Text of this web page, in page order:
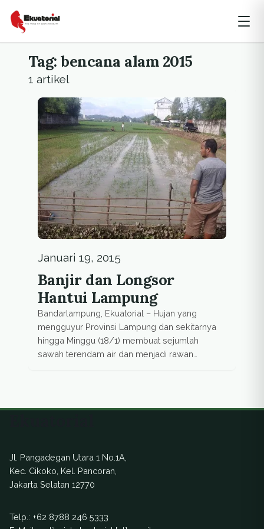
Tag: bencana alam 2015
1 artikel
Januari 19, 2015
Banjir dan Longsor
Hantui Lampung
Bandarlampung, Ekuatorial – Hujan yang
mengguyur Provinsi Lampung dan sekitarnya
hingga Minggu (18/1) membuat sejumlah
sawah terendam air dan menjadi rawan
terendam banjir. Puji (33) warga setempat
Jl. Pangadegan Utara 1 No.1A,
Kec. Cikoko, Kel. Pancoran,
Jakarta Selatan 12770
Telp.: +62 8788 246 5333